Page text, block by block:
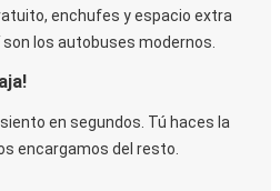
enchufes y espacio extra
los autobuses modernos.
en segundos. Tú haces la
encargamos del resto.